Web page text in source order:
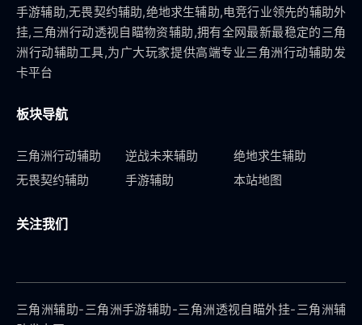
手游辅助,无畏契约辅助,绝地求生辅助,电竞行业领先的辅助外
挂,三角洲行动透视自瞄物资辅助,拥有全网最新最稳定的三角
洲行动辅助工具,为广大玩家提供高端专业三角洲行动辅助发
卡平台
板块导航
三角洲行动辅助 逆战未来辅助
绝地求生辅助
无畏契约辅助
手游辅助 本站地图
关注我们
三角洲辅助-三角洲手游辅助-三角洲透视自瞄外挂-三角洲辅